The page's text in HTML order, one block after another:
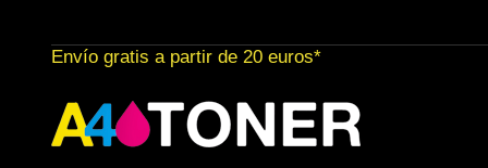
al
contenido
Envío gratis a partir de 20 euros*